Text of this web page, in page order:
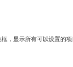
，显示所有可以设置的